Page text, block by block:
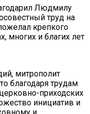
Людмилу
труд на
крепкого
многих и благих лет
митрополит
благодаря трудам
приходских
инициатив и